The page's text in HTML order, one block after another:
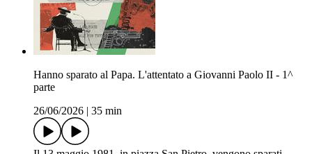
Hanno sparato al Papa. L'attentato a Giovanni Paolo II - 1^
parte
26/06/2026
35 min